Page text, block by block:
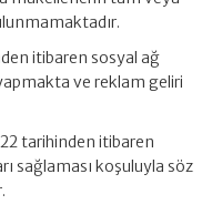
itibaren sosyal ağ
yapmakta ve reklam geliri
tarihinden itibaren
sağlaması koşuluyla söz